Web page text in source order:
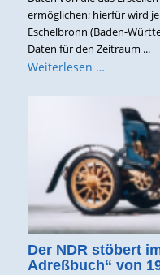
ermöglichen; hierfür wird
Eschelbronn (Baden-
Daten für den Zeitraum ...
Weiterlesen …
Der NDR stöbert
Adreßbuch“ von